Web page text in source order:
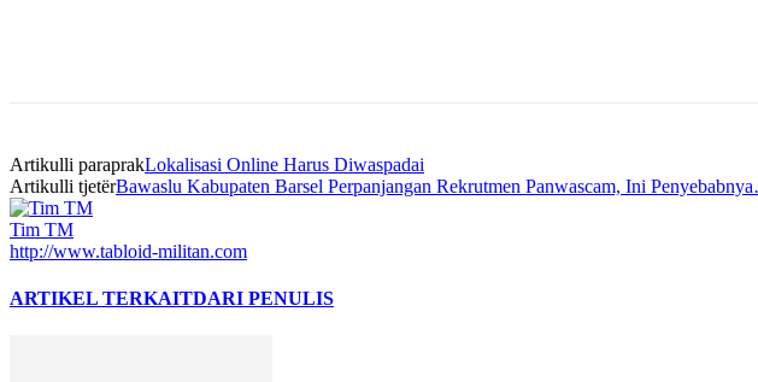
Artikulli paraprakLokalisasi Online Harus Diwaspadai
Artikulli tjetërBawaslu Kabupaten Barsel Perpanjangan Rekrutmen Panwascam, Ini
Tim TM
http://www.tabloid-militan.com
ARTIKEL TERKAITDARI PENULIS